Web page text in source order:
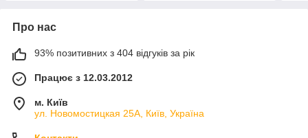
Про нас
93% позитивних з 404 відгуків за рік
Працює з 12.03.2012
м. Київ
ул. Новомостицкая 25А, Київ, Україна